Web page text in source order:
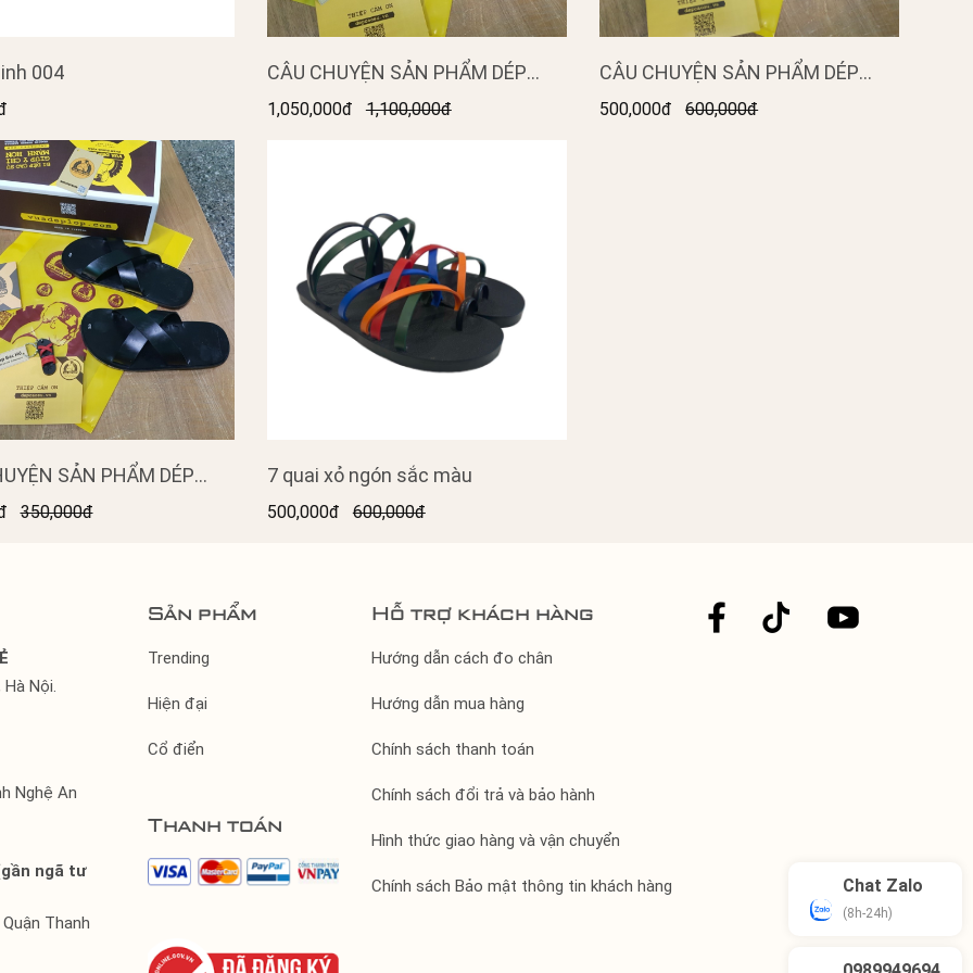
004
CÂU CHUYỆN SẢN PHẨM DÉP
CAO SU BỐN QUAI KHE SANH BỐ
1,050,000đ 1,100,000đ
CÂU CHUYỆN SẢN PHẨM DÉP
CAO SU NĂM QUAI GIẢI PHÓNG
500,000đ 600,000đ
SẢN PHẨM DÉP
QUAI CHÉO QUAI
350,000đ
7 quai xỏ ngón sắc màu
500,000đ 600,000đ
Nội.
Nghệ An
ngã tư
Thanh
Sản phẩm
Trending
Hiện đại
Cổ điển
Thanh toán
Hỗ trợ khách hàng
Hướng dẫn cách đo chân
Hướng dẫn mua hàng
Chính sách thanh toán
Chính sách đổi trả và bảo hành
Hình thức giao hàng và vận chuyển
Chính sách Bảo mật thông tin khách hàng Chat Zalo
(8h-24h)